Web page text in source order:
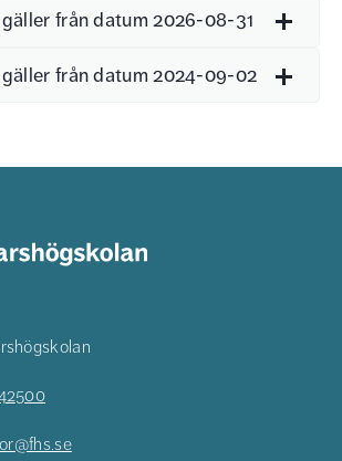
från datum 2026-08-31
från datum 2024-09-02